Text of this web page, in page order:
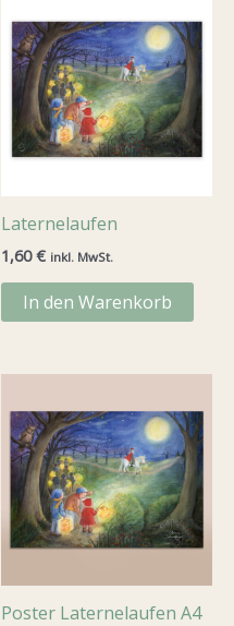
Laternelaufen
1,60€ inkl. MwSt.
In den Warenkorb
Poster Laternelaufen A4